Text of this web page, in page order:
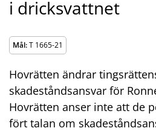
i dricksvattnet
Mål:T 1665-21
Hovrätten ändrar
skadeståndsansvar för
Hovrätten anser inte att de
fört talan om